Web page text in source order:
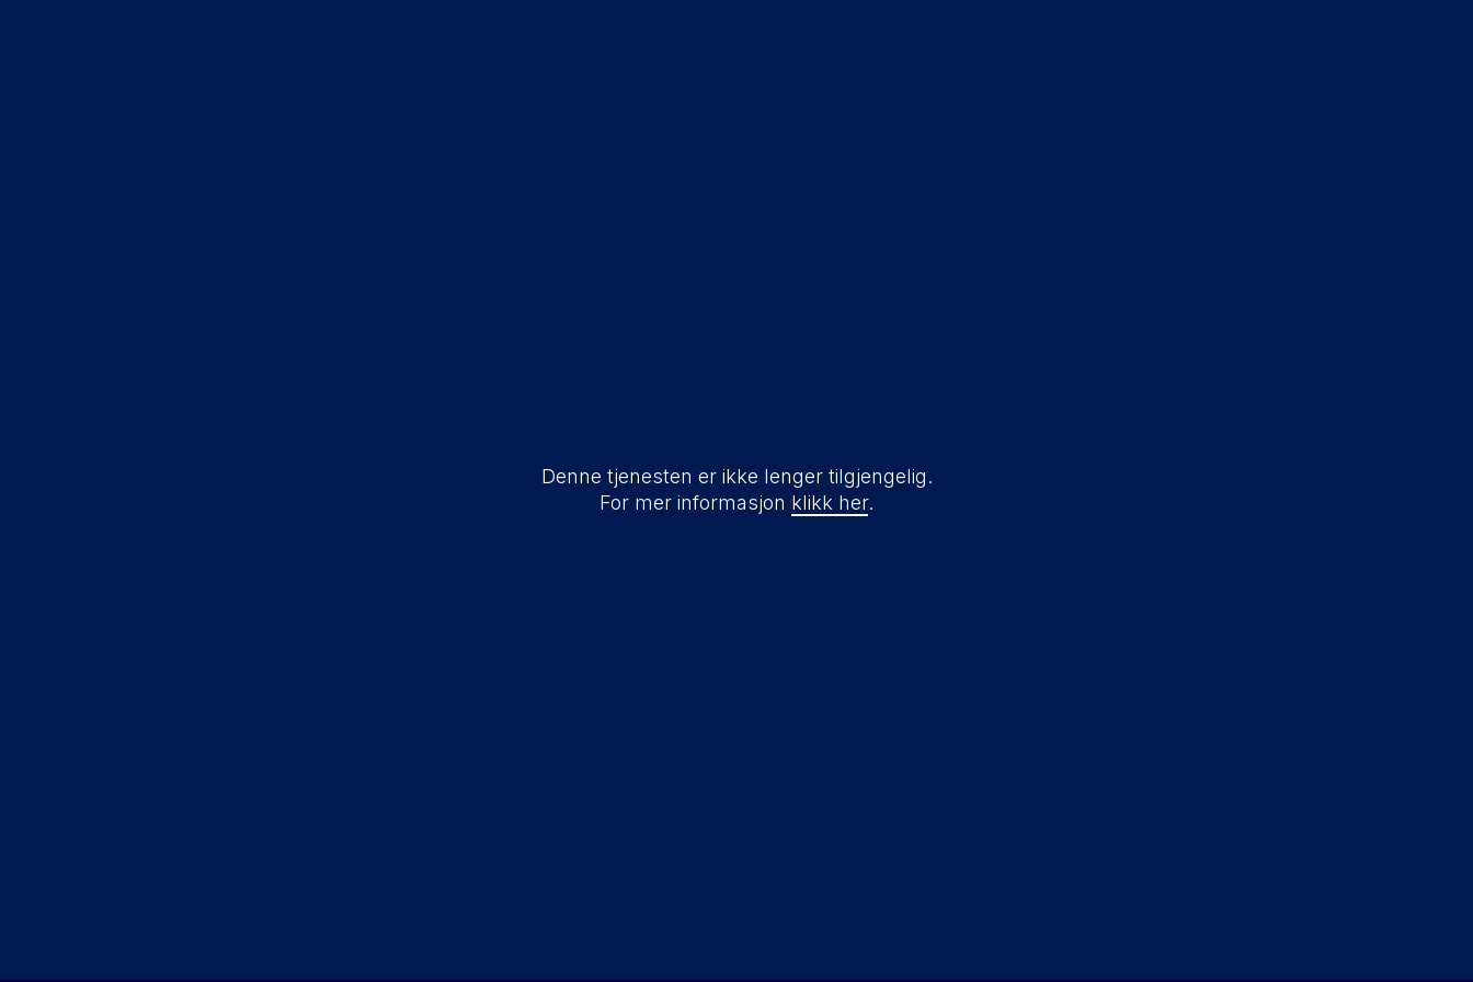
Denne tjenesten er ikke lenger tilgjengelig.
For mer informasjon klikk her.